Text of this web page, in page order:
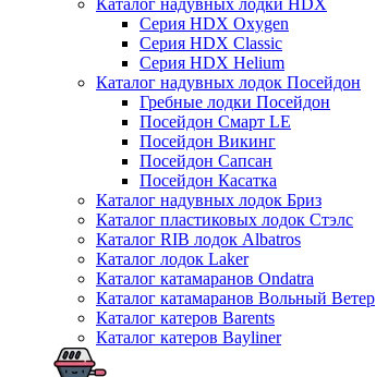
Каталог надувных лодки HDX
Серия HDX Oxygen
Серия HDX Classic
Серия HDX Helium
Каталог надувных лодок Посейдон
Гребные лодки Посейдон
Посейдон Смарт LE
Посейдон Викинг
Посейдон Сапсан
Посейдон Касатка
Каталог надувных лодок Бриз
Каталог пластиковых лодок Стэлс
Каталог RIB лодок Albatros
Каталог лодок Laker
Каталог катамаранов Ondatra
Каталог катамаранов Вольный Ветер
Каталог катеров Barents
Каталог катеров Bayliner